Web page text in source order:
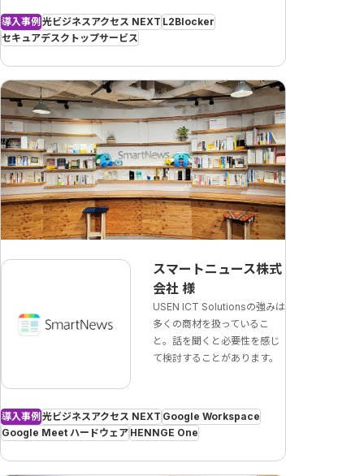
導入事例光ビジネスアクセス NEXT L2Blocker
セキュアデスクトップサービス
スマートニュース株式
会社 様
USEN ICT Solutionsの強みは
多くの商材を扱っているこ
と。話を聞くと必要性を感じ
て検討することがあります。
導入事例 光ビジネスアクセス NEXT Google Workspace
Google Meet ハードウェア HENNGE One